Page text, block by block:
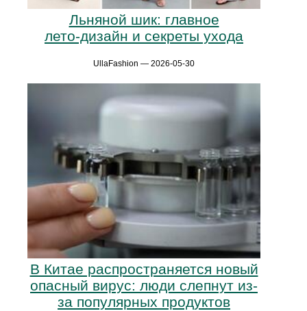
Льняной шик: главное
лето‑дизайн и секреты ухода
UllaFashion — 2026-05-30
В Китае распространяется новый
опасный вирус: люди слепнут из-
за популярных продуктов